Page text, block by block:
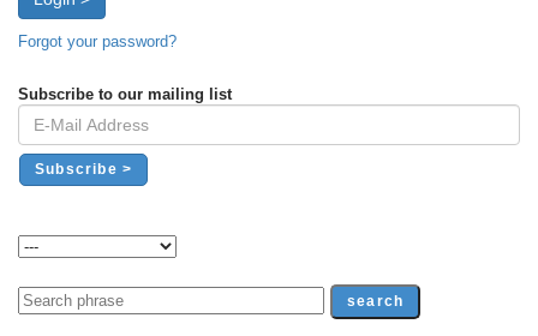
Forgot your password?
Subscribe to our mailing list